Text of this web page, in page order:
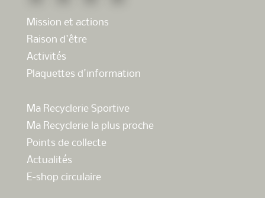
Mission et actions
Raison d'être
Activités
Plaquettes d'information
Ma Recyclerie Sportive
Ma Recyclerie la plus proche
Points de collecte
Actualités
E-shop circulaire